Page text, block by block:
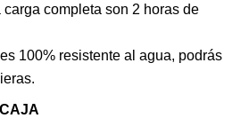
completa son 2 horas de
100% resistente al agua, podrás